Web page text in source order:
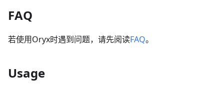
FAQ
若使用Oryx时遇到问题，请先阅读FAQ。
Usage